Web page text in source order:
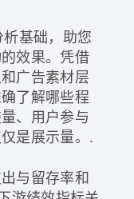
基础，助您
效果。凭借
广告素材层
了解哪些程
、用户参与
是展示量。.
与留存率和